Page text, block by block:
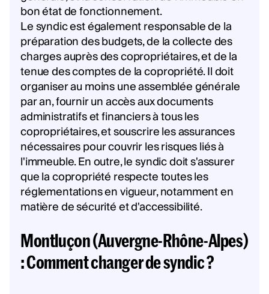
bon état de fonctionnement.
Le syndic est également responsable de la
préparation des budgets, de la collecte des
charges auprès des copropriétaires, et de la
tenue des comptes de la copropriété. Il doit
organiser au moins une assemblée générale
par an, fournir un accès aux documents
administratifs et financiers à tous les
copropriétaires, et souscrire les assurances
nécessaires pour couvrir les risques liés à
l'immeuble. En outre, le syndic doit s'assurer
que la copropriété respecte toutes les
réglementations en vigueur, notamment en
matière de sécurité et d'accessibilité.
Montluçon (Auvergne-Rhône-Alpes)
: Comment changer de syndic ?